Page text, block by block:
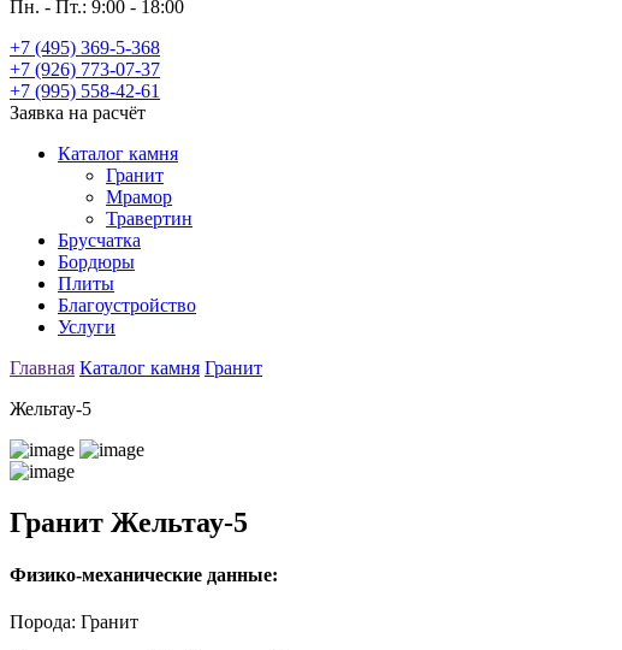
Пн. - Пт.: 9:00 - 18:00
+7 (495) 369-5-368
+7 (926) 773-07-37
+7 (995) 558-42-61
Заявка на расчёт
Каталог камня
Гранит
Мрамор
Травертин
Брусчатка
Бордюры
Плиты
Благоустройство
Услуги
Главная Каталог камня Гранит
Жельтау-5
Гранит Жельтау-5
Физико-механические данные:
Порода: Гранит